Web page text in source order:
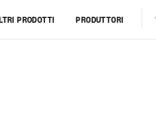
PRODOTTI PRODUTTORI